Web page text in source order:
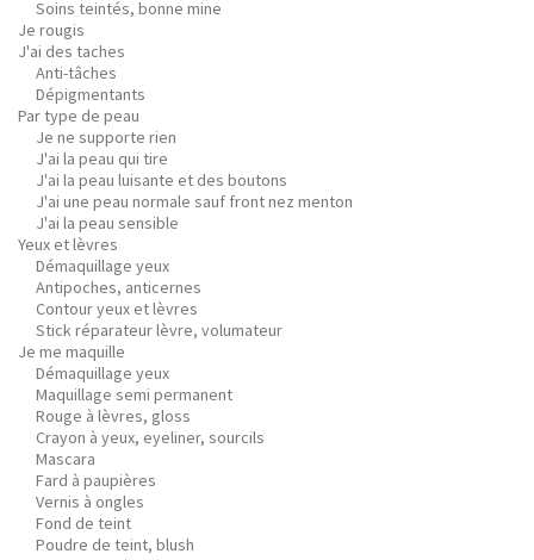
Soins teintés, bonne mine
Je rougis
J'ai des taches
Anti-tâches
Dépigmentants
Par type de peau
Je ne supporte rien
J'ai la peau qui tire
J'ai la peau luisante et des boutons
J'ai une peau normale sauf front nez menton
J'ai la peau sensible
Yeux et lèvres
Démaquillage yeux
Antipoches, anticernes
Contour yeux et lèvres
Stick réparateur lèvre, volumateur
Je me maquille
Démaquillage yeux
Maquillage semi permanent
Rouge à lèvres, gloss
Crayon à yeux, eyeliner, sourcils
Mascara
Fard à paupières
Vernis à ongles
Fond de teint
Poudre de teint, blush